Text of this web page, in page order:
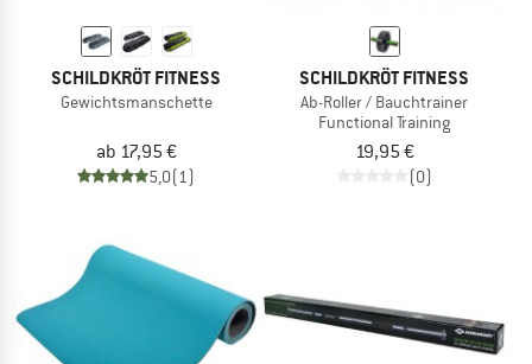
SCHILDKRÖT FITNESS
Gewichtsmanschette
ab 17,95 €
5,0(1)
SCHILDKRÖT FITNESS
Ab-Roller / Bauchtrainer
Functional Training
19,95 €
(0)